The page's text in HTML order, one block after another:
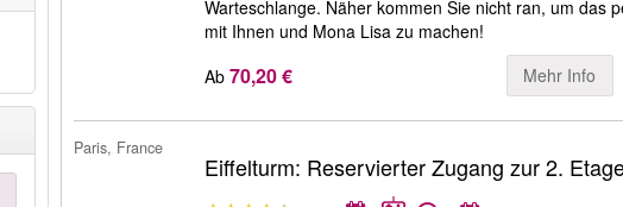
Warteschlange. Näher kommen Sie nicht ran, um das
mit Ihnen und Mona Lisa zu machen!
Ab 70,20 € Mehr Info
Paris, France
Eiffelturm: Reservierter Zugang zur 2.